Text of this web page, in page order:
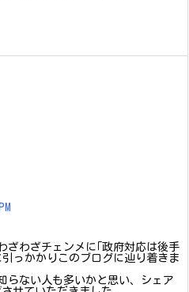
ざわざチェンメに｢政府対応は後手
っかかりこのブログに辿り着きま
らない人も多いかと思い、シェア